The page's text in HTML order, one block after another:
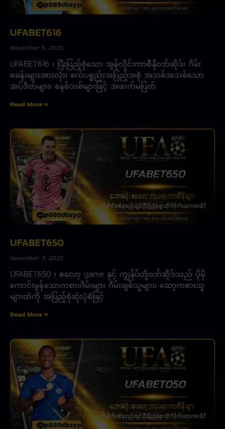
UFABET616
November 5, 2025
UFABET616 ၊ ပြီးပြည့်စုံသော အွန်လိုင်းကာစီနိုဝဘ်ဆိုဒ်၊ ဂိမ်း
စခန်းများအားလုံး၊ စက်ပစ္စည်းအပြည့်အစုံ အသစ်အသစ်သော
အပ်ဒိတ်များ၊ စနစ်သစ်များဖြင့် အဆက်မပြတ်
Read More »
UFABET650
November 3, 2025
UFABET650 ၊ စလော့ game နှင့် ကျွန်ုပ်တို့ဝဘ်ဆိုဒ်သည် ပိုမို
ကောင်းမွန်သောကစားဂိမ်းများ ဂိမ်းချစ်သူများ၊ ဆော့ကစားသူ
များထံကို အပြည့်စုံဆုံးပုံစံဖြင့်
Read More »